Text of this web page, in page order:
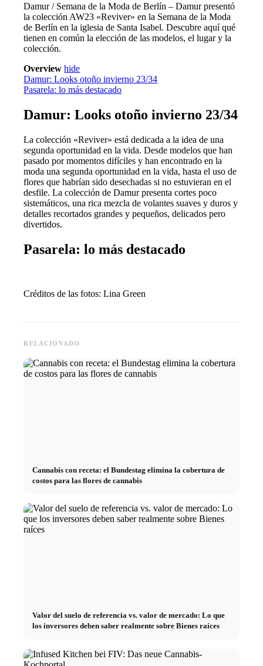
Damur / Semana de la Moda de Berlín – Damur presentó
la colección AW23 «Reviver» en la Semana de la Moda
de Berlín en la iglesia de Santa Isabel. Descubre aquí qué
tienen en común la elección de las modelos, el lugar y la
colección.
Overview hide
Damur: Looks otoño invierno 23/34
Pasarela: lo más destacado
Damur: Looks otoño invierno 23/34
La colección «Reviver» está dedicada a la idea de una
segunda oportunidad en la vida. Desde modelos que han
pasado por momentos difíciles y han encontrado en la
moda una segunda oportunidad en la vida, hasta el uso de
flores que habrían sido desechadas si no estuvieran en el
desfile. La colección de Damur presenta cortes poco
sistemáticos, una rica mezcla de volantes suaves y duros y
detalles recortados grandes y pequeños, delicados pero
divertidos.
Pasarela: lo más destacado
Créditos de las fotos: Lina Green
RELACIONADO
Cannabis con receta: el Bundestag elimina la cobertura de
costos para las flores de cannabis
Valor del suelo de referencia vs. valor de mercado: Lo que
los inversores deben saber realmente sobre Bienes raíces